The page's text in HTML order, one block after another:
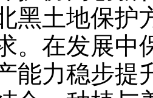
黑土地保护
。在发展中
能力稳步提